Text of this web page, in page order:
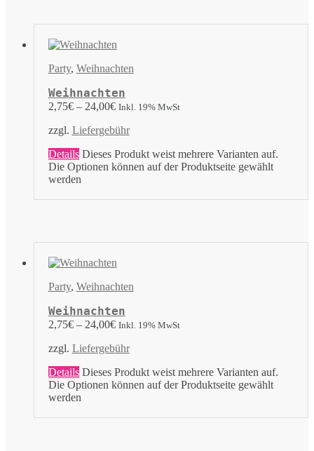
Party, Weihnachten
Weihnachten
2,75€– 24,00€ Inkl. 19% MwSt
zzgl. Liefergebühr
Details Dieses Produkt weist mehrere Varianten auf.
Die Optionen können auf der Produktseite gewählt
werden
Party, Weihnachten
Weihnachten
2,75€– 24,00€ Inkl. 19% MwSt
zzgl. Liefergebühr
Details Dieses Produkt weist mehrere Varianten auf.
Die Optionen können auf der Produktseite gewählt
werden